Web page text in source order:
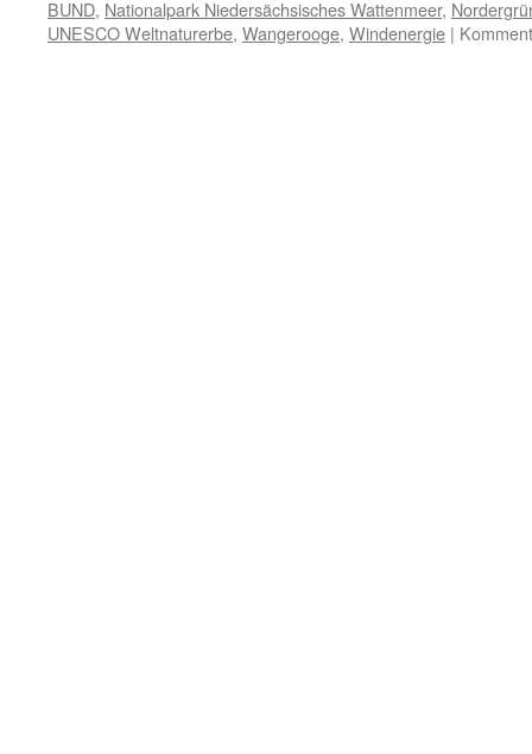
BUND, Nationalpark Niedersächsisches Wattenmeer,
UNESCO Weltnaturerbe, Wangerooge, Windenergie |